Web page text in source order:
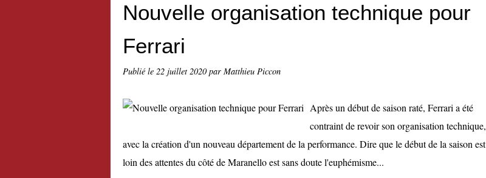
Nouvelle organisation technique pour
Ferrari
Publié le 22 juillet 2020par Matthieu Piccon
Après un début de saison raté, Ferrari a été
contraint de revoir son organisation technique,
avec la création d'un nouveau département de la performance. Dire que le début de la saison est
loin des attentes du côté de Maranello est sans doute l'euphémisme...